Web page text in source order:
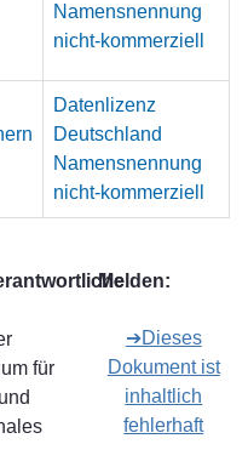
Namensnennung
nicht-kommerziell
Datenlizenz
Deutschland
Namensnennung
nicht-kommerziell
für
Melden:
➔Dieses
Dokument ist
inhaltlich
fehlerhaft